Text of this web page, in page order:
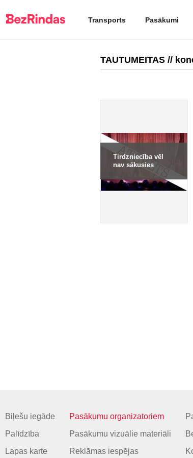
Transports Pasākumi
TAUTUMEITAS //
Tirdzniecība vēl
nav sākusies
Biļešu iegāde
Palīdzība
Lapas karte
Pasākumu organizatoriem
Pasākumu vizuālie materiāli
Reklāmas iespējas